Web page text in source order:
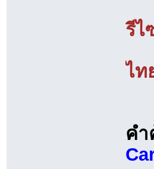
รีไ
ไท
ค